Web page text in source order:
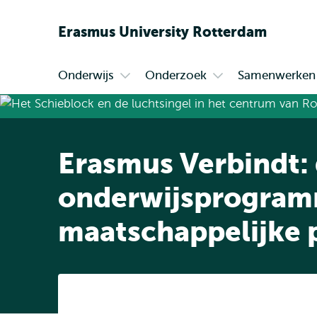
Erasmus University Rotterdam
Primair
Onderwijs
submenu
Onderwijs
Onderzoek
submenu
Onderzoek
Samenwerken
Erasmus
maatschappelijke